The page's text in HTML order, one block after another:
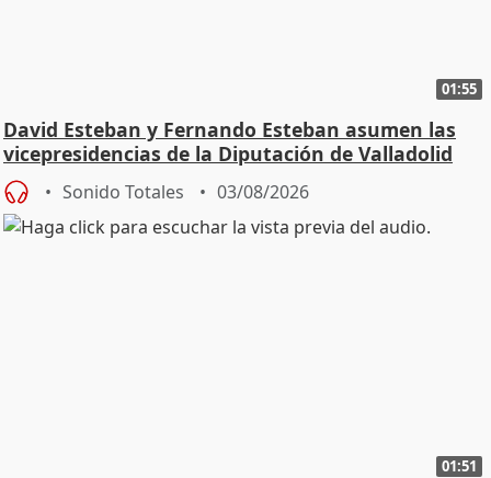
01:55
David Esteban y Fernando Esteban asumen las
vicepresidencias de la Diputación de Valladolid
Sonido Totales 03/08/2026
01:51